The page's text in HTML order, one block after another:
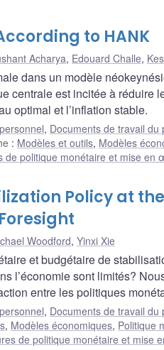
to HANK
Acharya, Edouard Challe,
dans un modèle
centrale est incitée à réduire
optimal et l’inflation stable.
, Documents de travail du
: Modèles et outils, Modèles
de politique monétaire et mise en
Policy at
Woodford, Yinxi Xie
et budgétaire de
l’économie sont limités?
entre les politiques
, Documents de travail du
, Modèles économiques, Politique
de politique monétaire et mise